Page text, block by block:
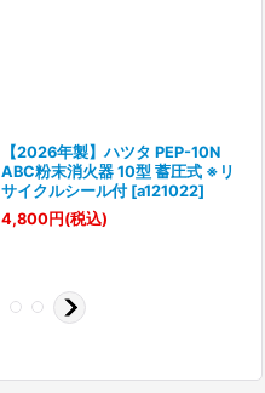
【2026年製】ハツタ PEP-10N
ABC粉末消火器 10型 蓄圧式 ※リ
サイクルシール付 [a121022]
4,800円 (税込)